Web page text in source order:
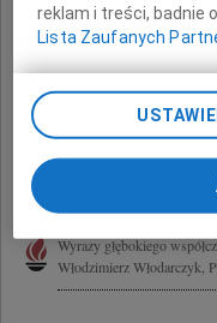
Z głębokim żalem
Związku Inżynierów i
Z ogromnym żalem
Stanisława Kukuryki
Wyrazy głębokiego
Włodzimierz Włodarczyk,
reklam i treści, badnie
Lista Zaufanych